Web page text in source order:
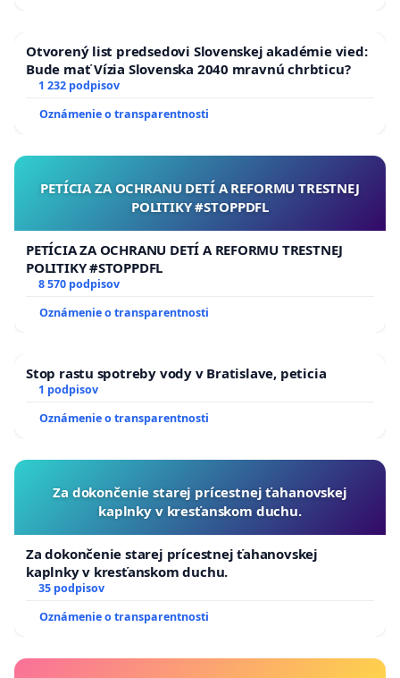
Otvorený list predsedovi Slovenskej akadémie vied:
Bude mať Vízia Slovenska 2040 mravnú chrbticu?
1 232 podpisov
Oznámenie o transparentnosti
PETÍCIA ZA OCHRANU DETÍ A REFORMU TRESTNEJ
POLITIKY #STOPPDFL
PETÍCIA ZA OCHRANU DETÍ A REFORMU TRESTNEJ
POLITIKY #STOPPDFL
8 570 podpisov
Oznámenie o transparentnosti
Stop rastu spotreby vody v Bratislave, peticia
1 podpisov
Oznámenie o transparentnosti
Za dokončenie starej prícestnej ťahanovskej
kaplnky v kresťanskom duchu.
Za dokončenie starej prícestnej ťahanovskej
kaplnky v kresťanskom duchu.
35 podpisov
Oznámenie o transparentnosti